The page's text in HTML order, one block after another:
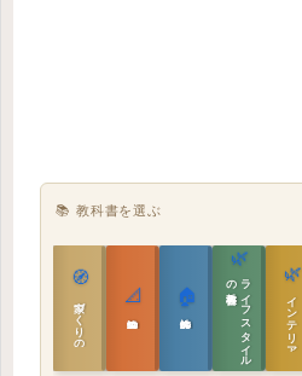
📚 教科書を選ぶ
🧭
家づくりの教科書 📐
実施設計の教科書
🏠
性能設計の教科書
🌿
ラ
イ
フ
ス
タ
イ
ル
の
教科書 🌿
インテリア設計